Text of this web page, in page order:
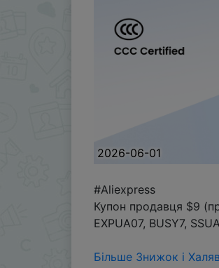
2026-06-01
#Aliexpress
Купон продавця $9
EXPUA07, BUSY7,
Більше Знижок і